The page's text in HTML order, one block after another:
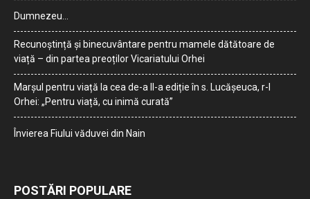
Dumnezeu…
Recunoștință și binecuvântare pentru mamele dătătoare de
viață – din partea preoților Vicariatului Orhei
Marșul pentru viață la cea de-a II-a ediție în s. Lucășeuca, r-l
Orhei: „Pentru viață, cu inimă curată”
Învierea Fiului văduvei din Nain
POSTĂRI POPULARE